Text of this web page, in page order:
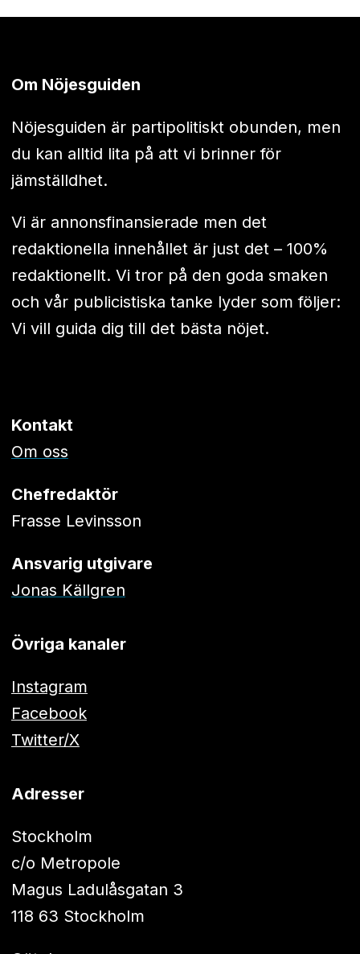
Om Nöjesguiden
Nöjesguiden är partipolitiskt obunden, men
du kan alltid lita på att vi brinner för
jämställdhet.
Vi är annonsfinansierade men det
redaktionella innehållet är just det – 100%
redaktionellt. Vi tror på den goda smaken
och vår publicistiska tanke lyder som följer:
Vi vill guida dig till det bästa nöjet.
Kontakt
Om oss
Chefredaktör
Frasse Levinsson
Ansvarig utgivare
Jonas Källgren
Övriga kanaler
Instagram
Facebook
Twitter/X
Adresser
Stockholm
c/o Metropole
Magus Ladulåsgatan 3
118 63 Stockholm